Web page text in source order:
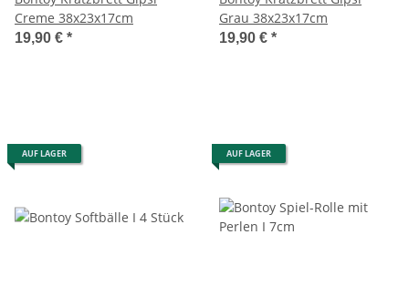
Creme 38x23x17cm
19,90 € *
Grau 38x23x17cm
19,90 € *
AUF LAGER AUF LAGER